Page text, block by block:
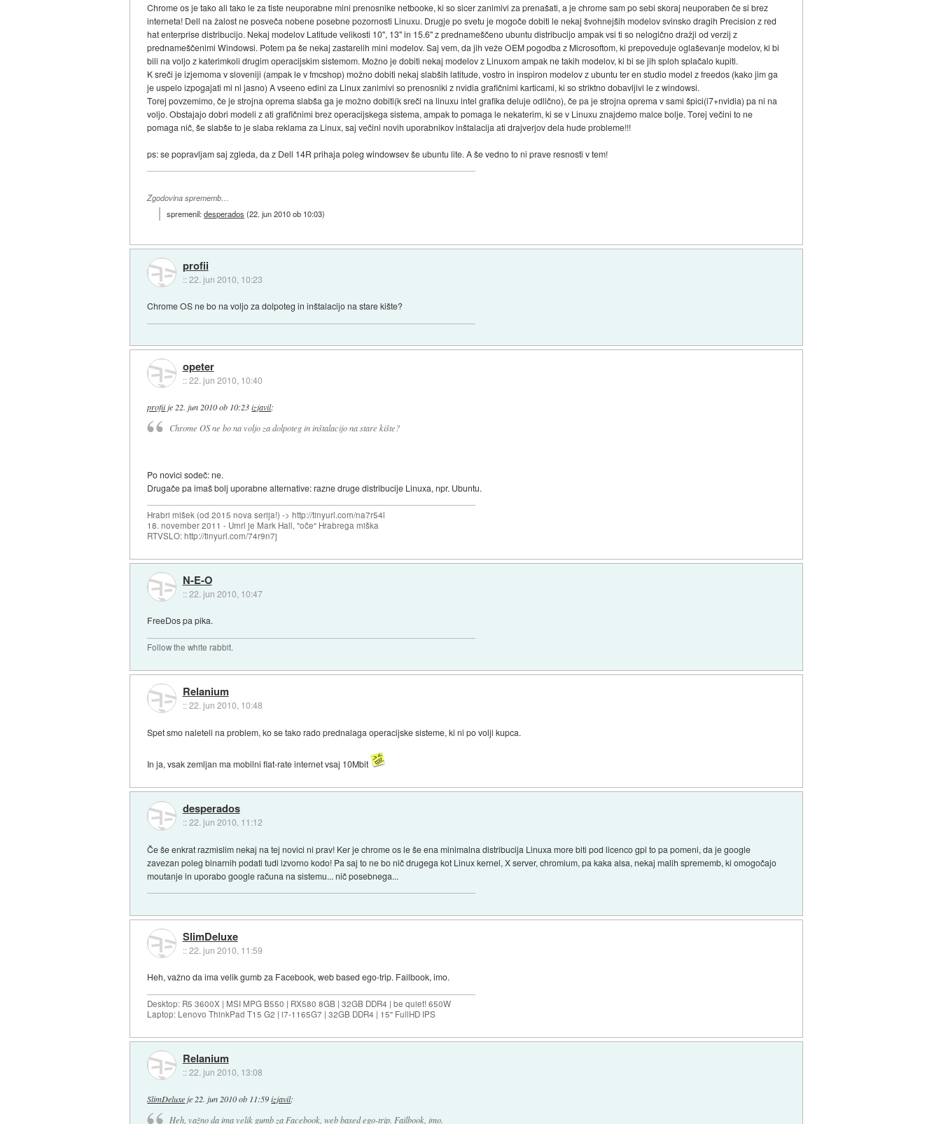
Chrome os je tako ali tako le za tiste neuporabne mini prenosnike netbooke, ki so sicer zanimivi za prenašati, a je chrome sam po sebi skoraj neuporaben če si brez
interneta! Dell na žalost ne posveča nobene posebne pozornosti Linuxu. Drugje po svetu je mogoče dobiti le nekaj švohnejših modelov svinsko dragih Precision z red
hat enterprise distribucijo. Nekaj modelov Latitude velikosti 10", 13" in 15.6" z prednameščeno ubuntu distribucijo ampak vsi ti so nelogično dražji od verzij z
prednameščenimi Windowsi. Potem pa še nekaj zastarelih mini modelov. Saj vem, da jih veže OEM pogodba z Microsoftom, ki prepoveduje oglaševanje modelov, ki bi
bili na voljo z katerimkoli drugim operacijskim sistemom. Možno je dobiti nekaj modelov z Linuxom ampak ne takih modelov, ki bi se jih sploh splačalo kupiti.
K sreči je izjemoma v sloveniji (ampak le v fmcshop) možno dobiti nekaj slabših latitude, vostro in inspiron modelov z ubuntu ter en studio model z freedos (kako jim ga
je uspelo izpogajati mi ni jasno) A vseeno edini za Linux zanimivi so prenosniki z nvidia grafičnimi karticami, ki so striktno dobavljivi le z windowsi.
Torej povzemimo, če je strojna oprema slabša ga je možno dobiti(k sreči na linuxu intel grafika deluje odlično), če pa je strojna oprema v sami špici(i7+nvidia) pa ni na
voljo. Obstajajo dobri modeli z ati grafičnimi brez operacijskega sistema, ampak to pomaga le nekaterim, ki se v Linuxu znajdemo malce bolje. Torej večini to ne
pomaga nič, še slabše to je slaba reklama za Linux, saj večini novih uporabnikov inštalacija ati drajverjov dela hude probleme!!!
ps: se popravljam saj zgleda, da z Dell 14R prihaja poleg windowsev še ubuntu lite. A še vedno to ni prave resnosti v tem!
Zgodovina sprememb…
spremenil:desperados (22. jun 2010 ob 10:03)
profii
::22. jun 2010, 10:23
Chrome OS ne bo na voljo za dolpoteg in inštalacijo na stare kište?
opeter
::22. jun 2010, 10:40
profiije 22. jun 2010 ob 10:23 izjavil:
Chrome OS ne bo na voljo za dolpoteg in inštalacijo na stare kište?
Po novici sodeč: ne.
Drugače pa imaš bolj uporabne alternative: razne druge distribucije Linuxa, npr. Ubuntu.
Hrabri mišek (od 2015 nova serija!) -> http://tinyurl.com/na7r54l
18. november 2011 - Umrl je Mark Hall, "oče" Hrabrega miška
RTVSLO: http://tinyurl.com/74r9n7j
N-E-O
::22. jun 2010, 10:47
FreeDos pa pika.
Follow the white rabbit.
Relanium
::22. jun 2010, 10:48
Spet smo naleteli na problem, ko se tako rado prednalaga operacijske sisteme, ki ni po volji kupca.
In ja, vsak zemljan ma mobilni flat-rate internet vsaj 10Mbit
desperados
::22. jun 2010, 11:12
Če še enkrat razmislim nekaj na tej novici ni prav! Ker je chrome os le še ena minimalna distribucija Linuxa more biti pod licenco gpl to pa pomeni, da je google
zavezan poleg binarnih podati tudi izvorno kodo! Pa saj to ne bo nič drugega kot Linux kernel, X server, chromium, pa kaka alsa, nekaj malih sprememb, ki omogočajo
moutanje in uporabo google računa na sistemu... nič posebnega...
SlimDeluxe
::22. jun 2010, 11:59
Heh, važno da ima velik gumb za Facebook, web based ego-trip. Failbook, imo.
Desktop: R5 3600X | MSI MPG B550 | RX580 8GB | 32GB DDR4 | be quiet! 650W
Laptop: Lenovo ThinkPad T15 G2 | i7-1165G7 | 32GB DDR4 | 15" FullHD IPS
Relanium
::22. jun 2010, 13:08
SlimDeluxe je 22. jun 2010 ob 11:59 izjavil:
Heh, važno da ima velik gumb za Facebook, web based ego-trip. Failbook, imo.